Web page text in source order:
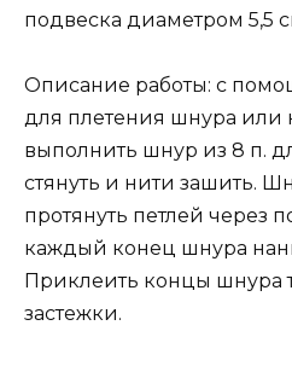
подвеска диаметром 5,5
Описание работы: с
для плетения шнура или
выполнить шнур из 8 п.
стянуть и нити зашить.
протянуть петлей через
каждый конец шнура
Приклеить концы шнура
застежки.